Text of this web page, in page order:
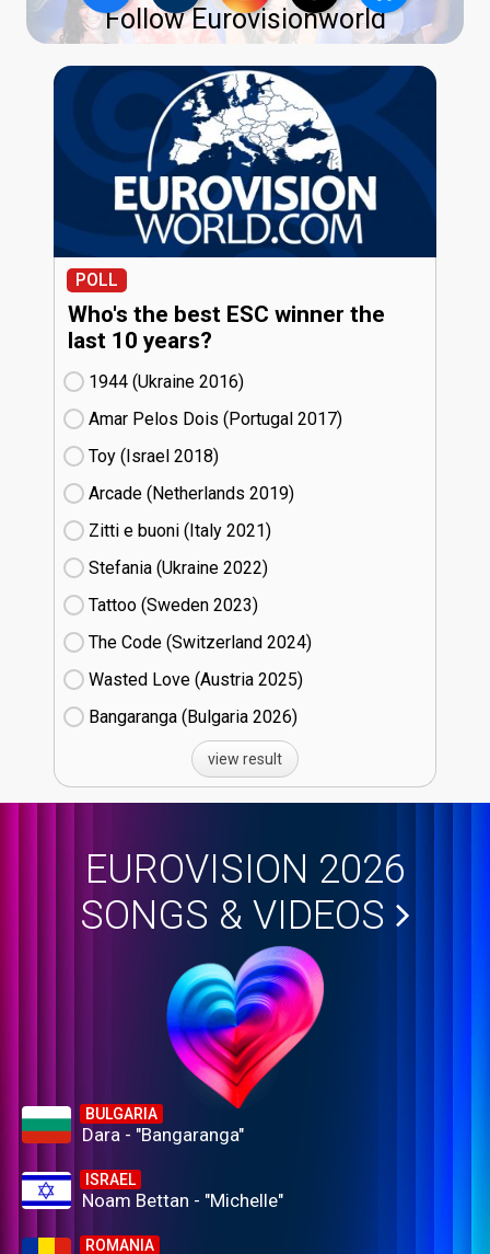
Follow Eurovisionworld
POLL
Who's the best ESC winner the
last 10 years?
1944 (Ukraine
16)
Amar Pelos Dois (Portugal
17)
Toy (Israel
18)
Arcade (Netherlands
19)
Zitti e buoni​ (Italy
21)
Stefania (Ukraine
22)
Tattoo (Sweden
23)
The Code (Switzerland
24)
Wasted Love (Austria
25)
Bangaranga (Bulgaria
26)
view result
EUROVISION 2026
SONGS & VIDEOS
BULGARIA
Dara - "Bangaranga"
ISRAEL
Noam Bettan - "Michelle"
ROMANIA